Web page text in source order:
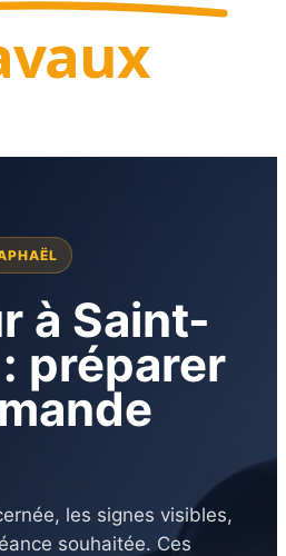
à Saint-
préparer
les signes visibles,
souhaitée. Ces